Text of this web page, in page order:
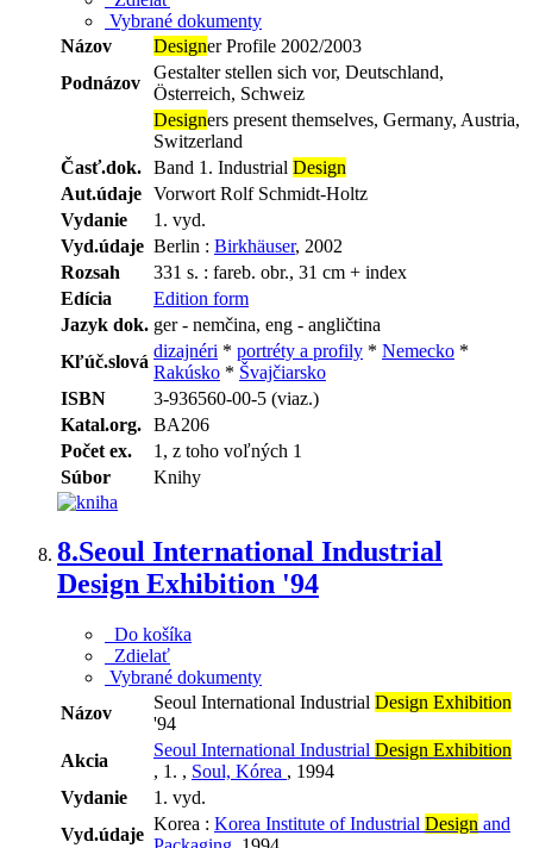
Vybrané dokumenty
Názov
Designer Profile 2002/2003
Podnázov
Gestalter stellen sich vor, Deutschland,
Österreich, Schweiz
Designers present themselves, Germany, Austria,
Switzerland
Časť.dok. Band 1. Industrial Design
Aut.údaje Vorwort Rolf Schmidt-Holtz
Vydanie
1. vyd.
Vyd.údaje Berlin : Birkhäuser, 2002
Rozsah
331 s. : fareb. obr., 31 cm + index
Edícia
Edition form
Jazyk dok. ger - nemčina, eng - angličtina
Kľúč.slová
dizajnéri * portréty a profily * Nemecko *
Rakúsko * Švajčiarsko
ISBN
3-936560-00-5 (viaz.)
Katal.org. BA206
Počet ex.
1, z toho voľných 1
Súbor
Knihy
8.Seoul International Industrial
Design Exhibition '94
Do košíka
Zdielať
Vybrané dokumenty
Názov
Seoul International Industrial Design Exhibition
'94
Akcia
Seoul International Industrial Design Exhibition
, 1. , Soul, Kórea , 1994
Vydanie
1. vyd.
Vyd.údaje
Korea : Korea Institute of Industrial Design and